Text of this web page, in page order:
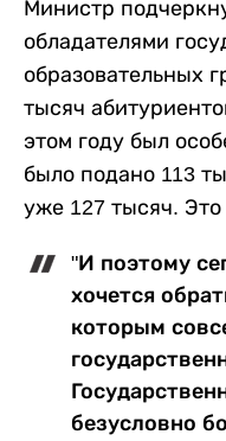
Министр
обладателями
образовательных
тысяч
этом году был
было подано 113
уже 127 тысяч.
"И поэтому
хочется
которым
безусловно